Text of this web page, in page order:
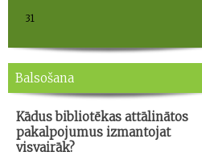
31
Balsošana
Kādus bibliotēkas attālinātos
pakalpojumus izmantojat
visvairāk?